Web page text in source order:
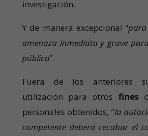
investigación.
Y de manera excepcional “
amenaza inmediata y grave
pública”.
Fuera de los anteriores
utilización para otros fines
personales obtenidos, “la
competente deberá recabar el